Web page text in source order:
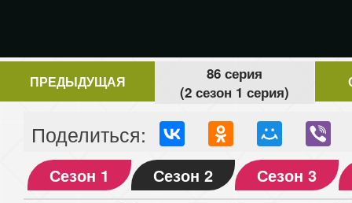
ПРЕДЫДУЩАЯ
86 серия
(2 сезон 1 серия)
Поделиться:
Сезон 1 Сезон 2 Сезон 3